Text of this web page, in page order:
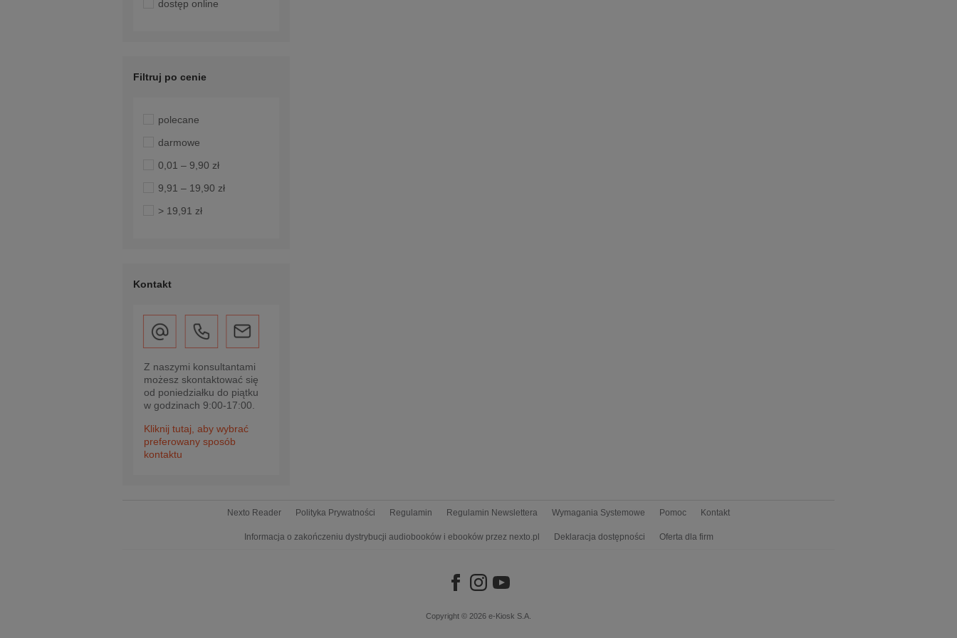
dostęp online
Filtruj po cenie
polecane
darmowe
0,01 – 9,90 zł
9,91 – 19,90 zł
> 19,91 zł
Kontakt
Z naszymi konsultantami
możesz skontaktować się
od poniedziałku do piątku
w godzinach 9:00-17:00.
Kliknij tutaj, aby wybrać
preferowany sposób
kontaktu
Nexto Reader Polityka Prywatności Regulamin Regulamin Newslettera Wymagania Systemowe Pomoc Kontakt
Informacja o zakończeniu dystrybucji audiobooków i ebooków przez nexto.pl Deklaracja dostępności Oferta dla firm
Copyright © 2026 e-Kiosk S.A.